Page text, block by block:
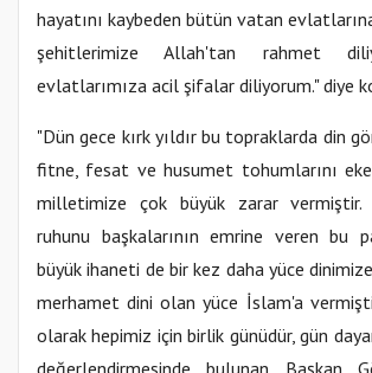
hayatını kaybeden bütün vatan
şehitlerimize Allah'tan rahmet
evlatlarımıza acil şifalar diliyorum." diye
"Dün gece kırk yıldır bu topraklarda din
fitne, fesat ve husumet tohumlarını
milletimize çok büyük zarar vermiştir.
ruhunu başkalarının emrine veren bu
büyük ihaneti de bir kez daha yüce
merhamet dini olan yüce İslam'a
olarak hepimiz için birlik günüdür, gün